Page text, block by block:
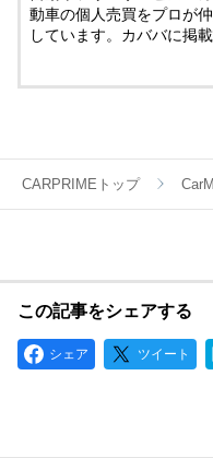
動車の個人売買をプロが
しています。カババに掲
CARPRIMEトップ
この記事をシェアする
シェア ツイート